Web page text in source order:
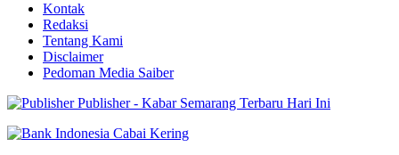
Kontak
Redaksi
Tentang Kami
Disclaimer
Pedoman Media Saiber
Publisher - Kabar Semarang Terbaru Hari Ini